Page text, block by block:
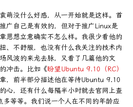
萌没什么好感，从一开始就是这样。首
广自己是有效的，但对于推广Linux是
思想立意确实不怎么样。我很少看他的
、不舒服，也没有什么我关注的技术内
风波的来龙去脉，又看了几篇他的文
冲击。比如《盼望Ubuntu 9.10（RC）
，前半部分描述他在等待Ubuntu 9.10
心，还有什么每隔半小时就去官网上查
多等等。我们说一个人在不同的年龄应